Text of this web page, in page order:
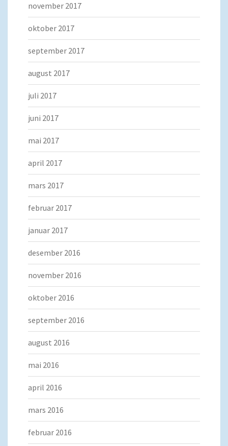
november 2017
oktober 2017
september 2017
august 2017
juli 2017
juni 2017
mai 2017
april 2017
mars 2017
februar 2017
januar 2017
desember 2016
november 2016
oktober 2016
september 2016
august 2016
mai 2016
april 2016
mars 2016
februar 2016